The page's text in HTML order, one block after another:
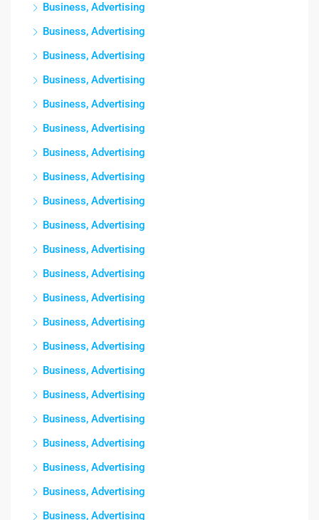
Business, Advertising
Business, Advertising
Business, Advertising
Business, Advertising
Business, Advertising
Business, Advertising
Business, Advertising
Business, Advertising
Business, Advertising
Business, Advertising
Business, Advertising
Business, Advertising
Business, Advertising
Business, Advertising
Business, Advertising
Business, Advertising
Business, Advertising
Business, Advertising
Business, Advertising
Business, Advertising
Business, Advertising
Business, Advertising